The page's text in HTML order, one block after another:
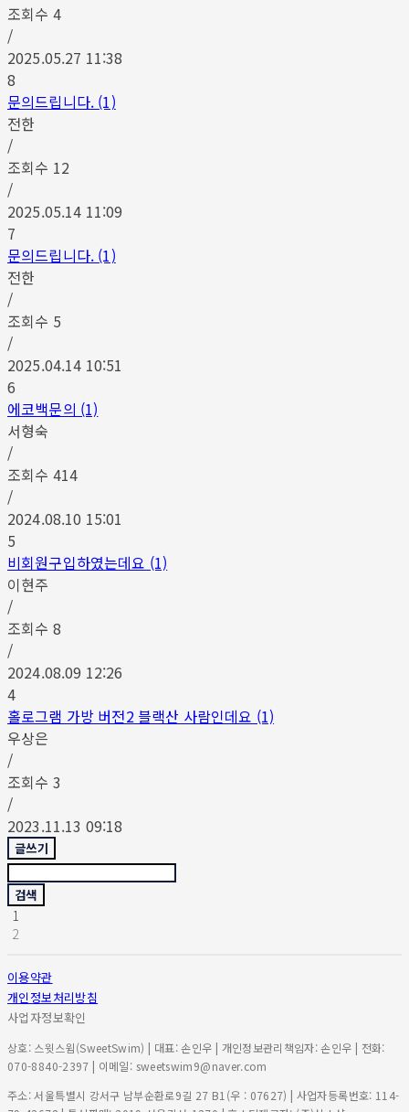
조회수 4
/
2025.05.27 11:38
8
문의드립니다. (1)
전한
/
조회수 12
/
2025.05.14 11:09
7
문의드립니다. (1)
전한
/
조회수 5
/
2025.04.14 10:51
6
에코백문의 (1)
서형숙
/
조회수 414
/
2024.08.10 15:01
5
비회원구입하였는데요 (1)
이현주
/
조회수 8
/
2024.08.09 12:26
4
홀로그램 가방 버전2 블랙산 사람인데요 (1)
우상은
/
조회수 3
/
2023.11.13 09:18
글쓰기
검색
1
2
이용약관
개인정보처리방침
사업자정보확인
상호: 스윗스윔(SweetSwim) | 대표: 손인우 | 개인정보관리책임자: 손인우 | 전화:
070-8840-2397 | 이메일: sweetswim9@naver.com
주소: 서울특별시 강서구 남부순환로9길 27 B1(우 : 07627) | 사업자등록번호: 114-